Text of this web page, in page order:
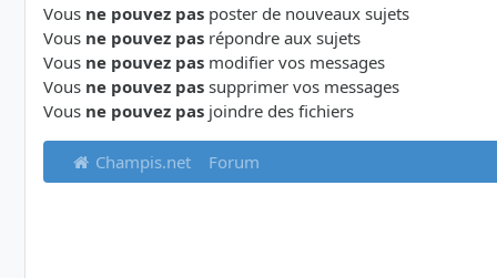
Vous ne pouvez pas poster de nouveaux sujets
Vous ne pouvez pas répondre aux sujets
Vous ne pouvez pas modifier vos messages
Vous ne pouvez pas supprimer vos messages
Vous ne pouvez pas joindre des fichiers
Champis.net Forum